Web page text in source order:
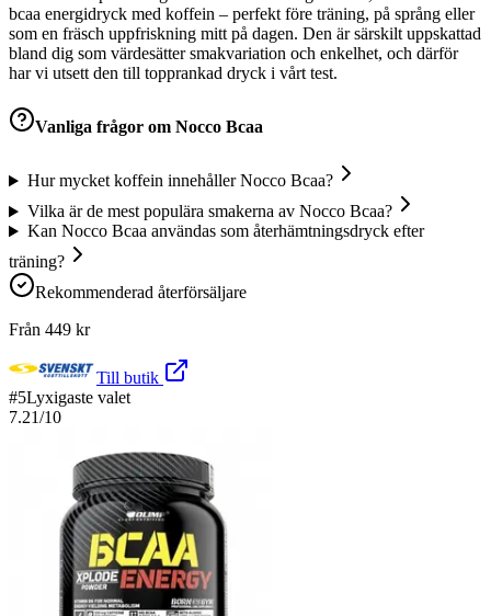
bcaa energidryck med koffein – perfekt före träning, på språng eller
som en fräsch uppfriskning mitt på dagen. Den är särskilt uppskattad
bland dig som värdesätter smakvariation och enkelhet, och därför
har vi utsett den till topprankad dryck i vårt test.
Vanliga frågor om Nocco Bcaa
Hur mycket koffein innehåller Nocco Bcaa?
Vilka är de mest populära smakerna av Nocco Bcaa?
Kan Nocco Bcaa användas som återhämtningsdryck efter
träning?
Rekommenderad återförsäljare
Från 449 kr
Till butik
#5Lyxigaste valet
7.21/10